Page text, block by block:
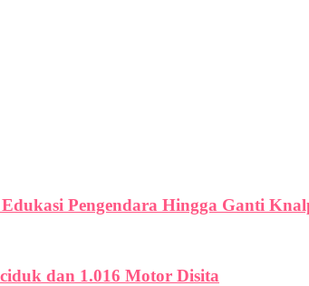
Pengendara Hingga Ganti
dan 1.016 Motor Disita